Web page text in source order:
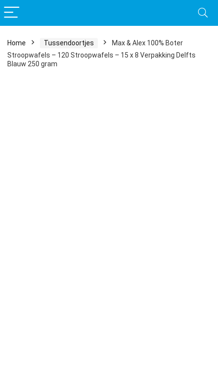
Home Tussendoortjes
Max & Alex 100% Boter
Stroopwafels – 120 Stroopwafels – 15 x 8 Verpakking Delfts
Blauw 250 gram